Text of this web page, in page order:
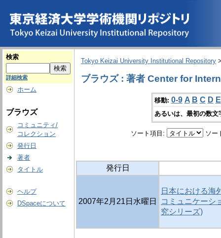
検索
詳細検索
ホーム
ブラウズ
コミュニティ/
コレクション
発行日
著者
タイトル
ヘルプ
DSpaceについて
Tokyo Keizai University Institutional Repository
ブラウズ : 著者 Center for
移動: 0-9 A B C D E
あるいは、最初の数
ソート項目: ソー
発行日
2007年2月21日水曜日
日本における海
コミュニケーシ
究シリーズ)